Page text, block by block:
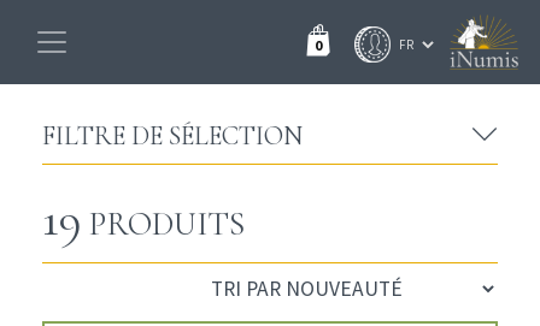
0
FILTRE DE SÉLECTION
19 PRODUITS